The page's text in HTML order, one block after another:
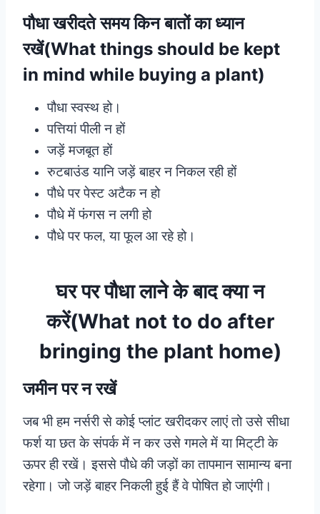
पौधा खरीदते समय किन बातों का ध्यान
रखें(What things should be kept
in mind while buying a plant)
पौधा स्वस्थ हो।
पत्तियां पीली न हों
जड़ें मजबूत हों
रुटबाउंड यानि जड़ें बाहर न निकल रही हों
पौधे पर पेस्ट अटैक न हो
पौधे में फंगस न लगी हो
पौधे पर फल, या फूल आ रहे हो।
घर पर पौधा लाने के बाद क्या न
करें(What not to do after
bringing the plant home)
जमीन पर न रखें
जब भी हम नर्सरी से कोई प्लांट खरीदकर लाएं तो उसे सीधा
फर्श या छत के संपर्क में न कर उसे गमले में या मिट्‌टी के
ऊपर ही रखें। इससे पौधे की जड़ों का तापमान सामान्य बना
रहेगा। जो जड़ें बाहर निकली हुई हैं वे पोषित हो जाएंगी।